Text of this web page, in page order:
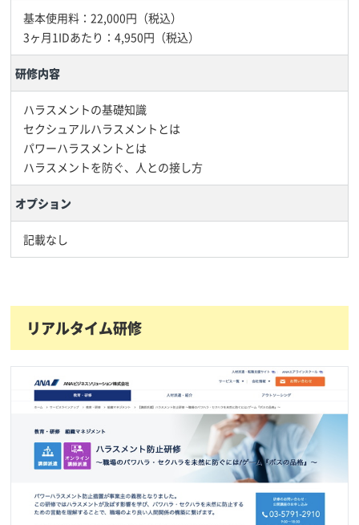
基本使用料：22,000円（税込）
3ヶ月1IDあたり：4,950円（税込）
研修内容
ハラスメントの基礎知識
セクシュアルハラスメントとは
パワーハラスメントとは
ハラスメントを防ぐ、人との接し方
オプション
記載なし
リアルタイム研修